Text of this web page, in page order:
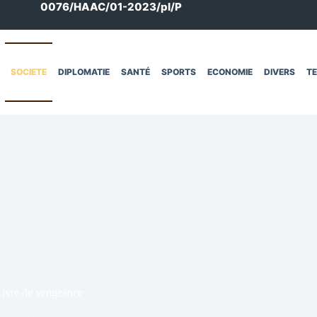
0076/HAAC/01-2023/pl/P
SOCIETE DIPLOMATIE SANTÉ SPORTS ECONOMIE DIVERS